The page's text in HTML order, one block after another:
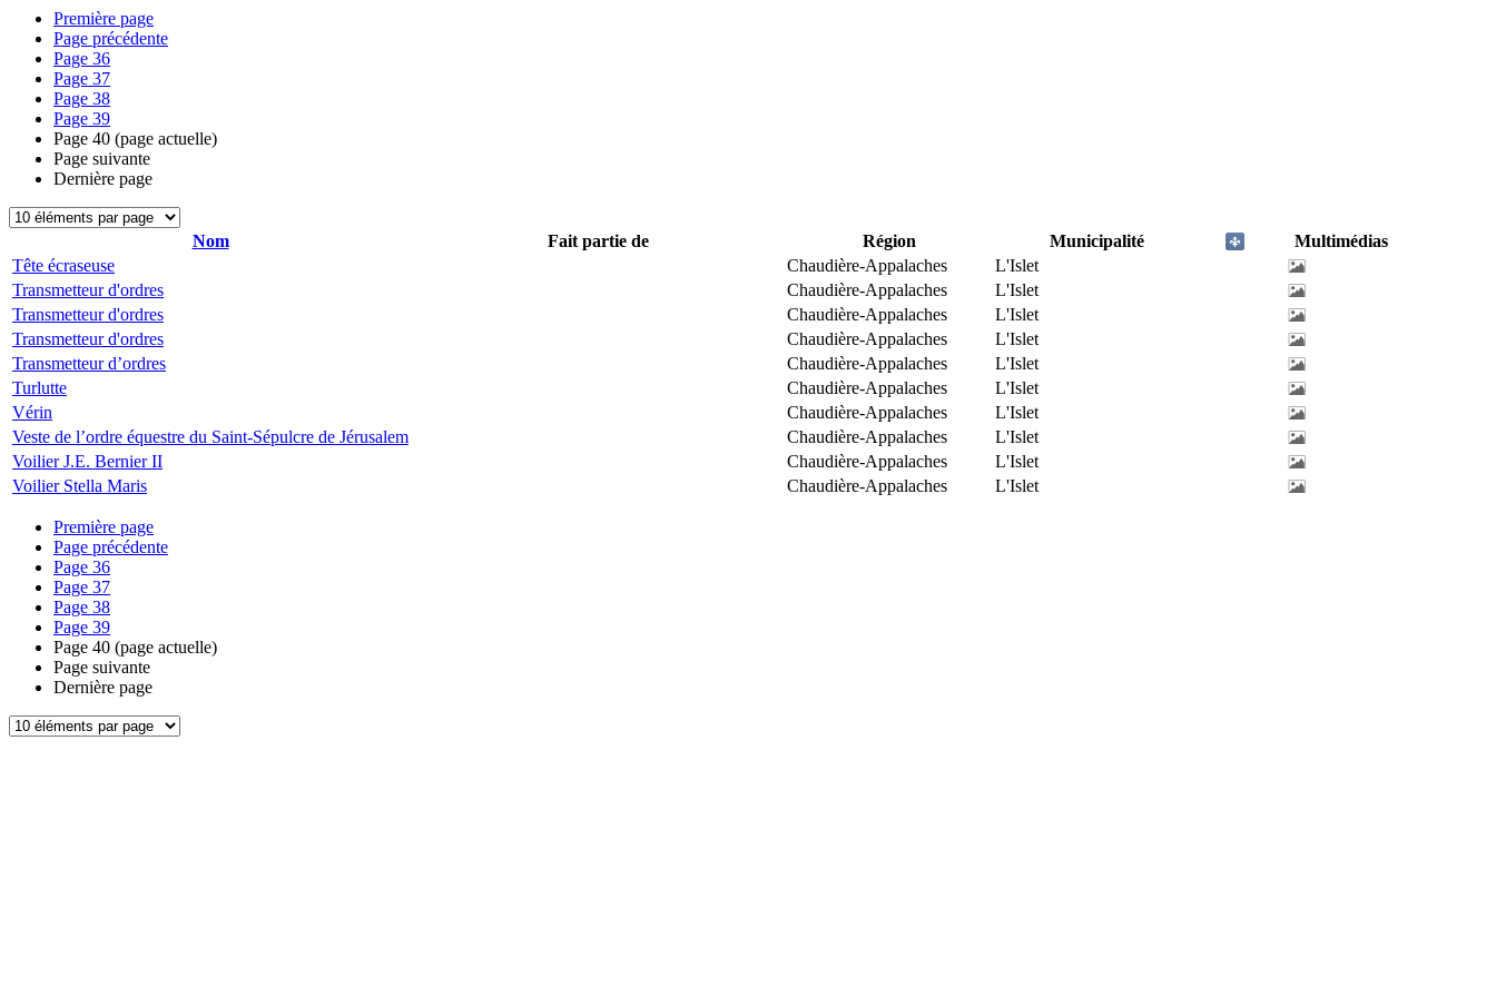
Première page
Page précédente
Page 36
Page 37
Page 38
Page 39
Page 40 (page actuelle)
Page suivante
Dernière page
Nom Fait partie de Région Municipalité
Multimédias
Tête écraseuse
Chaudière-Appalaches
L'Islet
Transmetteur d'ordres
Chaudière-Appalaches
L'Islet
Transmetteur d'ordres
Chaudière-Appalaches
L'Islet
Transmetteur d'ordres
Chaudière-Appalaches
L'Islet
Transmetteur d’ordres
Chaudière-Appalaches
L'Islet
Turlutte
Chaudière-Appalaches
L'Islet
Vérin
Chaudière-Appalaches
L'Islet
Veste de l’ordre équestre du Saint-Sépulcre de Jérusalem
Chaudière-Appalaches
L'Islet
Voilier J.E. Bernier II
Chaudière-Appalaches
L'Islet
Voilier Stella Maris
Chaudière-Appalaches L'Islet
Première page
Page précédente
Page 36
Page 37
Page 38
Page 39
Page 40 (page actuelle)
Page suivante
Dernière page